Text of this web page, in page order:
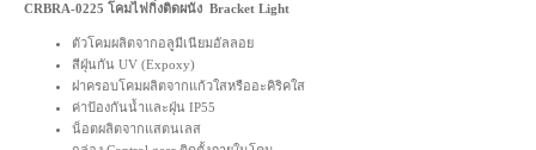
CRBRA-0225 โคมไฟกิ่งติดผนัง Bracket Light
ตัวโคมผลิตจากอลูมีเนียมอัลลอย
สีฝุ่นกัน UV (Expoxy)
ฝาครอบโคมผลิตจากแก้วใสหรืออะคิริคใส
ค่าป้องกันน้ำและฝุ่น IP55
น็อตผลิตจากแสตนเลส